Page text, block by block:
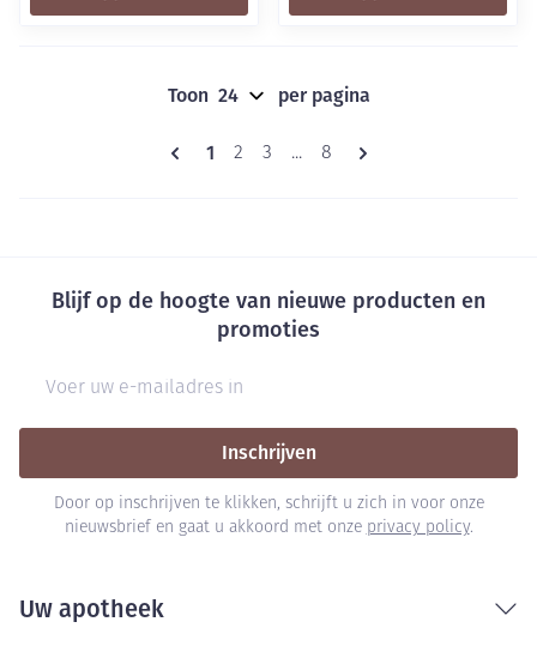
Pagina's
U lees momenteel pagina
1 Pagina
2 Pagina
3 ... Pagina
8
Toon per pagina
Blijf op de hoogte van nieuwe producten en
promoties
Inschrijven
Door op inschrijven te klikken, schrijft u zich in voor onze
nieuwsbrief en gaat u akkoord met onze privacy policy.
Uw apotheek